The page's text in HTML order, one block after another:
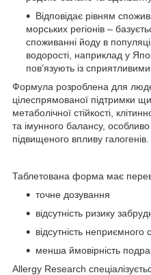
Відповідає рівням
морських регіонів –
споживанні йоду в
водорості, наприклад у
пов’язують із
Формула розроблена для
цілеспрямованої підтримки
метаболічної стійкості,
та імунного балансу,
підвищеного впливу галогенів.
Таблетована форма має
точне дозування
відсутність ризику
відсутність неприємного
менша ймовірність
Allergy Research